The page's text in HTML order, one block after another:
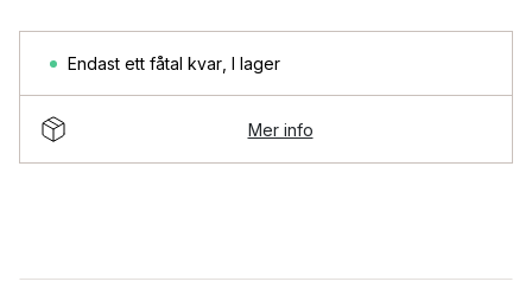
Endast ett fåtal kvar I lager
Mer info